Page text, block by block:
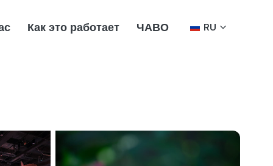
Как это работает ЧАВО RU